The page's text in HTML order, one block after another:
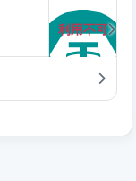
利用不可